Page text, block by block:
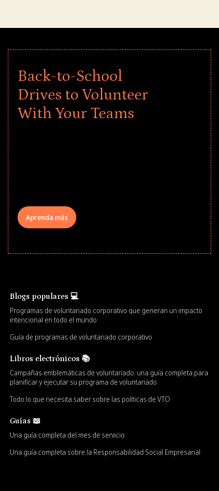
Back-to-School
Drives to Volunteer
With Your Teams
Aprenda más
Blogs populares 💻
Programas de voluntariado corporativo que generan un impacto
intencional en todo el mundo
Guía de programas de voluntariado corporativo
Libros electrónicos 📚
Campañas emblemáticas de voluntariado: una guía completa para
planificar y ejecutar su programa de voluntariado
Todo lo que necesita saber sobre las políticas de VTO
Guías 📖
Una guía completa del mes de servicio
Una guía completa sobre la Responsabilidad Social Empresarial